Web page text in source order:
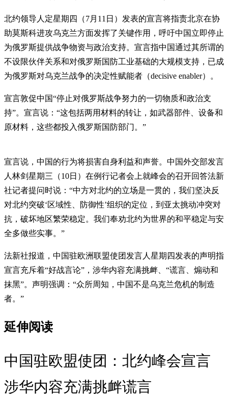
北约领导人定星期四（7月11日）发表的宣言将指责北京在协
助莫斯科进攻乌克兰方面发挥了关键作用，呼吁中国立即停止
为俄罗斯提供战争物资与政治支持。宣言指中国通过其所谓的
不设限伙伴关系和对俄罗斯国防工业基础的大规模支持，已成
为俄罗斯对乌克兰战争的决定性赋能者（decisive enabler）。
宣言敦促中国“停止对俄罗斯战争努力的一切物质和政治支
持”。宣言说：“这包括两用材料的转让，如武器部件、设备和
原材料，这些都投入俄罗斯国防部门。”
宣言说，中国的行为将损害自身利益和声誉。中国外交部发言
人林剑星期三（10日）在例行记者会上就峰会的召开回答法新
社记者提问时说：“中方对北约的立场是一贯的，我们坚决反
对北约突破‘区域性、防御性’组织的定位，到亚太挑动冲突对
抗，破坏地区繁荣稳定。我们奉劝北约为世界的和平稳定与安
全多做些实事。”
法新社报道，中国驻欧洲联盟使团发言人星期四发表的声明指
宣言充斥着“好战言论”，涉华内容充满挑衅、“谎言、煽动和
抹黑”。声明强调：“众所周知，中国不是乌克兰危机的制造
者。”
延伸阅读
中国驻欧盟使团：北约峰会宣言
涉华内容充满挑衅谎言